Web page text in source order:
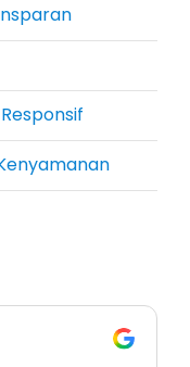
kendaraan
kebutuhan